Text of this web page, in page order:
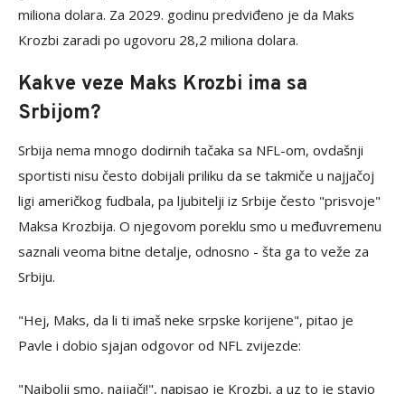
miliona dolara. Za 2029. godinu predviđeno je da Maks
Krozbi zaradi po ugovoru 28,2 miliona dolara.
Kakve veze Maks Krozbi ima sa
Srbijom?
Srbija nema mnogo dodirnih tačaka sa NFL-om, ovdašnji
sportisti nisu često dobijali priliku da se takmiče u najjačoj
ligi američkog fudbala, pa ljubitelji iz Srbije često "prisvoje"
Maksa Krozbija. O njegovom poreklu smo u međuvremenu
saznali veoma bitne detalje, odnosno - šta ga to veže za
Srbiju.
"Hej, Maks, da li ti imaš neke srpske korijene", pitao je
Pavle i dobio sjajan odgovor od NFL zvijezde:
"Najbolji smo, najjači!", napisao je Krozbi, a uz to je stavio